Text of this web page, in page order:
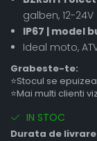
galben, 12-24V
IP67 | model
Ideal moto,
Grabeste-te:
⭐Stocul se
⭐Mai multi clienti
IN STOC
Durata de